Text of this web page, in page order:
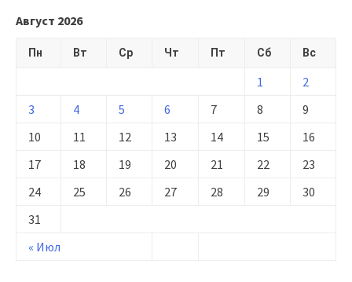
Август 2026
Пн Вт Ср Чт Пт Сб Вс
« Июл
1
2
3
4 5 6 7 8
9
10
11 12 13 14 15
16
17
18 19 20 21 22
23
24
25 26 27 28 29
30
31